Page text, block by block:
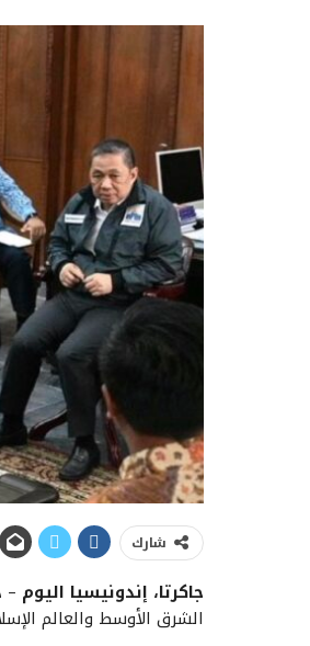
شارك
جاكرتا، إندونيسيا اليوم –
الشرق الأوسط والعالم